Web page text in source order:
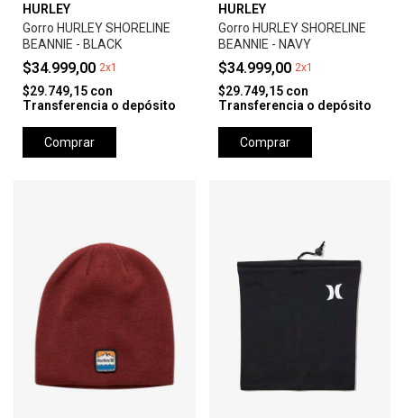
HURLEY
Gorro HURLEY SHORELINE
BEANNIE - BLACK
$34.999,00 2x1
$29.749,15 con
Transferencia o depósito
Comprar
HURLEY
Gorro HURLEY SHORELINE
BEANNIE - NAVY
$34.999,00 2x1
$29.749,15 con
Transferencia o depósito
Comprar